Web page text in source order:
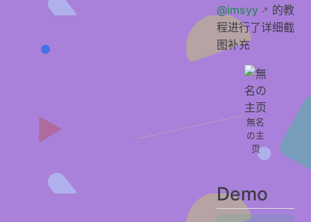
站点信息
站点链接
社交链接
网站列表
天气修改
音乐
字体修改
@imsyy
的教
程进行了详细截
图补充
無名
の主
页
Demo